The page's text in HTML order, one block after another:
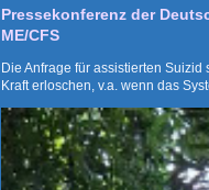
Pressekonferenz der
ME/CFS
Die Anfrage für assistierten
Kraft erloschen, v.a. wenn das